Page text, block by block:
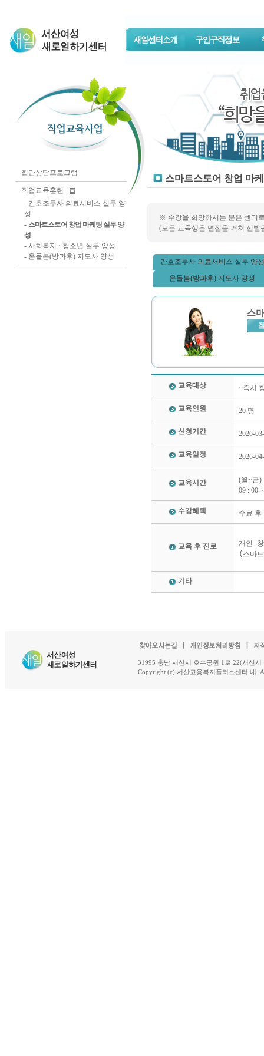
집단상담프로그램
직업교육훈련
- 간호조무사 의료서비스 실무 양
성
- 스마트스토어 창업 마케팅 실무 양
성
- 사회복지 · 청소년 실무 양성
- 온돌봄(방과후) 지도사 양성
스마트스토어 창업 마
※ 수강을 희망하시는 분은 센터
(모든 교육생은 면접을 거처 선발
간호조무사 의료서비스 실무 양성
온돌봄(방과후) 지도사 양성
스
교육대상 · 즉시
교육인원 20 명
신청기간 2026-
교육일정 2026-
교육시간
(월~금)
09 : 00
수강혜택 수료 후
교육 후 진로
개인
(스마
기타
31995 충남 서산시 호수공원 1로 22(서산
Copyright (c) 서산고용복지플러스센터 내.